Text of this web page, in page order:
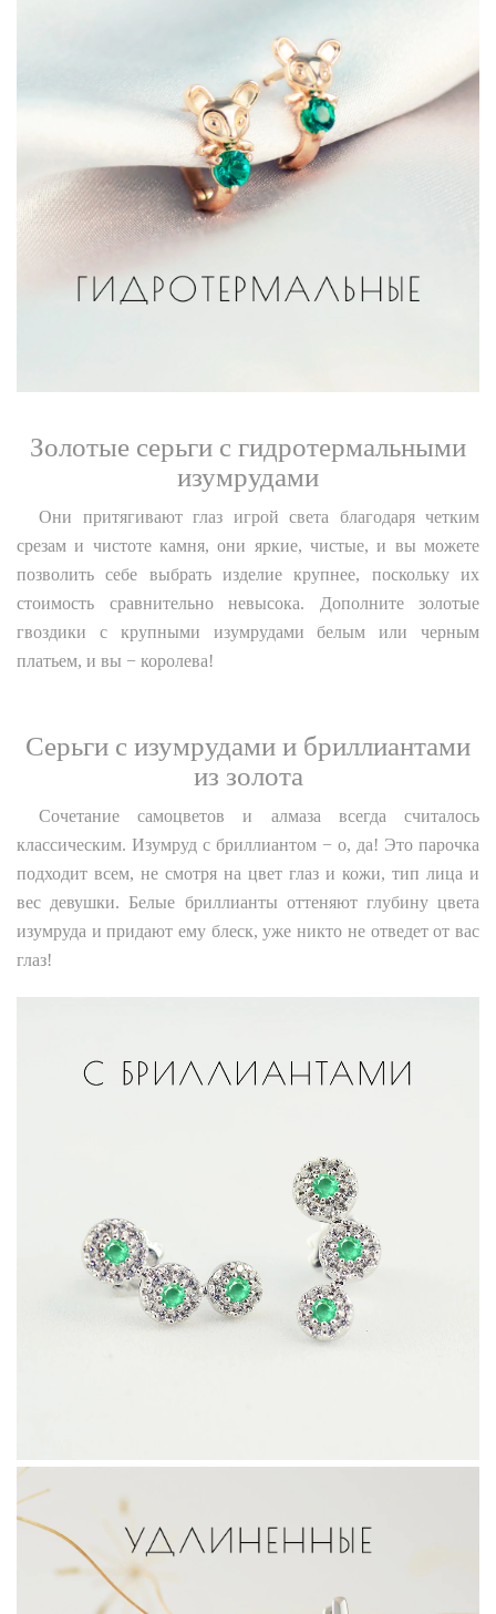
Золотые серьги с гидротермальными
изумрудами
Они притягивают глаз игрой света благодаря четким
срезам и чистоте камня, они яркие, чистые, и вы можете
позволить себе выбрать изделие крупнее, поскольку их
стоимость сравнительно невысока. Дополните золотые
гвоздики с крупными изумрудами белым или черным
платьем, и вы − королева!
Серьги с изумрудами и бриллиантами
из золота
Сочетание самоцветов и алмаза всегда считалось
классическим. Изумруд с бриллиантом − о, да! Это парочка
подходит всем, не смотря на цвет глаз и кожи, тип лица и
вес девушки. Белые бриллианты оттеняют глубину цвета
изумруда и придают ему блеск, уже никто не отведет от вас
глаз!